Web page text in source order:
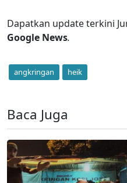
Dapatkan update terkini
Google News.
angkringan heik
Baca Juga